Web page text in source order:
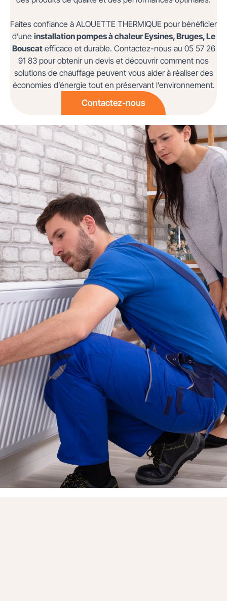
Faites confiance à ALOUETTE THERMIQUE pour bénéficier
d’une installation pompes à chaleur Eysines, Bruges, Le
Bouscatefficace et durable. Contactez-nous au 05 57 26
91 83 pour obtenir un devis et découvrir comment nos
solutions de chauffage peuvent vous aider à réaliser des
économies d’énergie tout en préservant l’environnement.
Contactez-nous